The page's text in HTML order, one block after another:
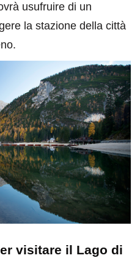
usufruire di un
la stazione della città
visitare il Lago di